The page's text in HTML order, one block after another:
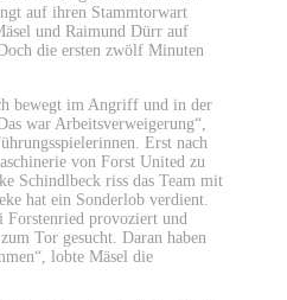
auf ihren Stammtorwart
und Raimund Dürr auf
die ersten zwölf Minuten
bewegt im Angriff und in der
war Arbeitsverweigerung“,
Erst nach
von Forst United zu
Schindlbeck riss das Team mit
hat ein Sonderlob verdient.
Forstenried provoziert und
Tor gesucht. Daran haben
lobte Mäsel die